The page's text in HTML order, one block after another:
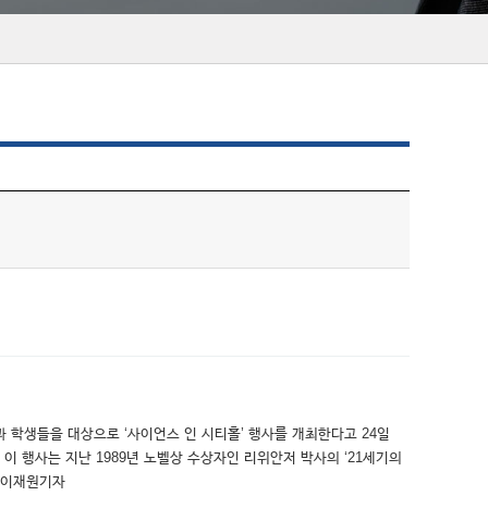
생들을 대상으로 ‘사이언스 인 시티홀’ 행사를 개최한다고 24일
행사는 지난 1989년 노벨상 수상자인 리위안저 박사의 ‘21세기의
재원기자